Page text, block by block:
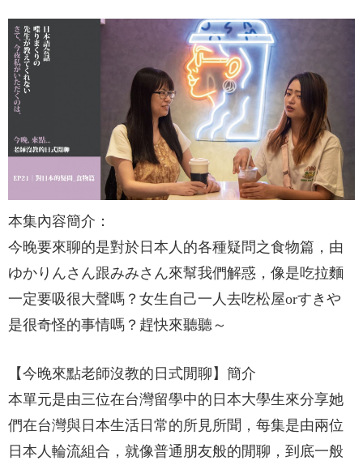
本集內容簡介：
今晚要來聊的是對於日本人的各種疑問之食物篇，由
ゆかりんさん跟みみさん來幫我們解惑，像是吃拉麵
一定要吸很大聲嗎？女生自己一人去吃松屋orすきや
是很奇怪的事情嗎？趕快來聽聽～
【今晚來點老師沒教的日式閒聊】簡介
本單元是由三位在台灣留學中的日本大學生來分享她
們在台灣與日本生活日常的所見所聞，每集是由兩位
日本人輪流組合，就像普通朋友般的閒聊，到底一般